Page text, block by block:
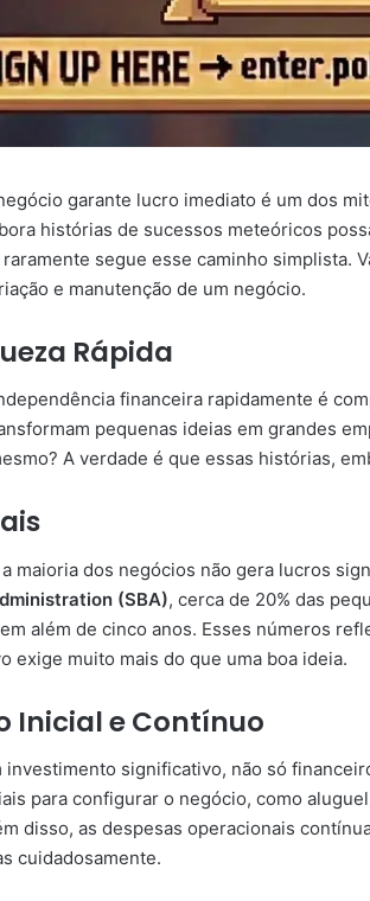
garante lucro imediato é um dos
histórias de sucessos meteóricos
segue esse caminho simplista.
e manutenção de um negócio.
Rápida
financeira rapidamente é
pequenas ideias em grandes
A verdade é que essas histórias,
maioria dos negócios não gera lucros
(SBA), cerca de 20% das
além de cinco anos. Esses números
exige muito mais do que uma boa ideia.
Inicial e Contínuo
significativo, não só
para configurar o negócio, como
disso, as despesas operacionais
cuidadosamente.